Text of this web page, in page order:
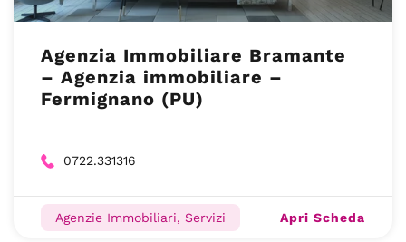
Agenzia Immobiliare Bramante
– Agenzia immobiliare –
Fermignano (PU)
0722.331316
Agenzie Immobiliari, Servizi Apri Scheda